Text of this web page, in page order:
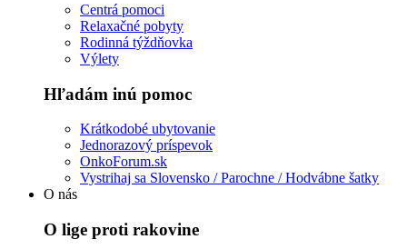
Centrá pomoci
Relaxačné pobyty
Rodinná týždňovka
Výlety
Hľadám inú pomoc
Krátkodobé ubytovanie
Jednorazový príspevok
OnkoForum.sk
Vystrihaj sa Slovensko / Parochne / Hodvábne šatky
O nás
O lige proti rakovine